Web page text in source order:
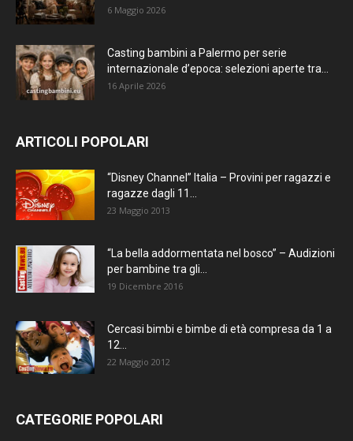
6 Maggio 2026
Casting bambini a Palermo per serie
internazionale d’epoca: selezioni aperte tra...
16 Aprile 2026
ARTICOLI POPOLARI
“Disney Channel” Italia – Provini per ragazzi e
ragazze dagli 11...
23 Maggio 2013
“La bella addormentata nel bosco” – Audizioni
per bambine tra gli...
19 Dicembre 2016
Cercasi bimbi e bimbe di età compresa da 1 a
12...
22 Maggio 2012
CATEGORIE POPOLARI